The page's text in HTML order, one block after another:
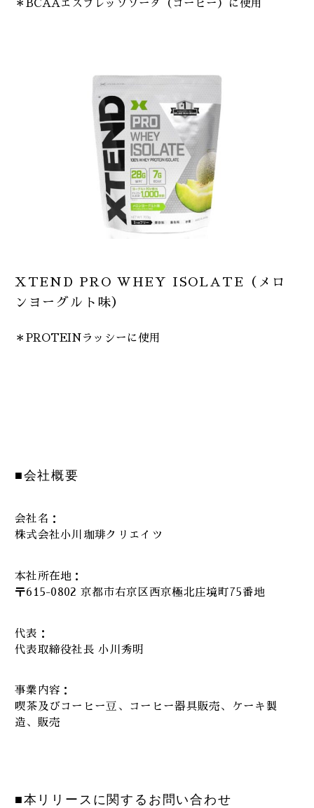
＊BCAAエスプレッソソーダ（コーヒー）に使用
XTEND PRO WHEY ISOLATE（メロ
ンヨーグルト味）
＊PROTEINラッシーに使用
■会社概要
会社名：
株式会社小川珈琲クリエイツ
本社所在地：
〒615-0802 京都市右京区西京極北庄境町75番地
代表：
代表取締役社長 小川秀明
事業内容：
喫茶及びコーヒー豆、コーヒー器具販売、ケーキ製
造、販売
■本リリースに関するお問い合わせ